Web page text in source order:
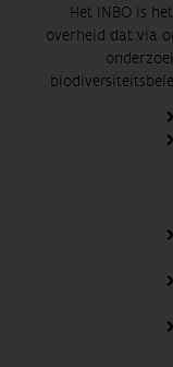
Het INBO is
overheid dat via